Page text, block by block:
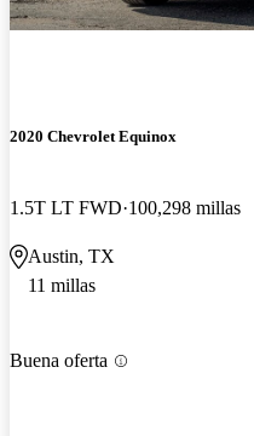
2020 Chevrolet Equinox
1.5T LT FWD 100,298 millas
Austin, TX
11 millas
Buena oferta